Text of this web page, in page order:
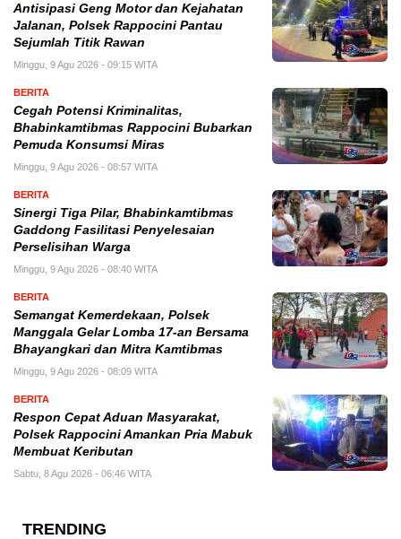
Antisipasi Geng Motor dan Kejahatan
Jalanan, Polsek Rappocini Pantau
Sejumlah Titik Rawan
Minggu, 9 Agu 2026 - 09:15 WITA
BERITA
Cegah Potensi Kriminalitas,
Bhabinkamtibmas Rappocini Bubarkan
Pemuda Konsumsi Miras
Minggu, 9 Agu 2026 - 08:57 WITA
BERITA
Sinergi Tiga Pilar, Bhabinkamtibmas
Gaddong Fasilitasi Penyelesaian
Perselisihan Warga
Minggu, 9 Agu 2026 - 08:40 WITA
BERITA
Semangat Kemerdekaan, Polsek
Manggala Gelar Lomba 17-an Bersama
Bhayangkari dan Mitra Kamtibmas
Minggu, 9 Agu 2026 - 08:09 WITA
BERITA
Respon Cepat Aduan Masyarakat,
Polsek Rappocini Amankan Pria Mabuk
Membuat Keributan
Sabtu, 8 Agu 2026 - 06:46 WITA
TRENDING